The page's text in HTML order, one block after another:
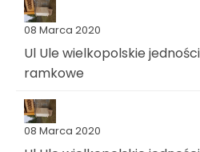
08 Marca 2020
Ul Ule wielkopolskie
ramkowe
08 Marca 2020